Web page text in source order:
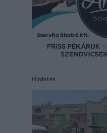
Hirdetés